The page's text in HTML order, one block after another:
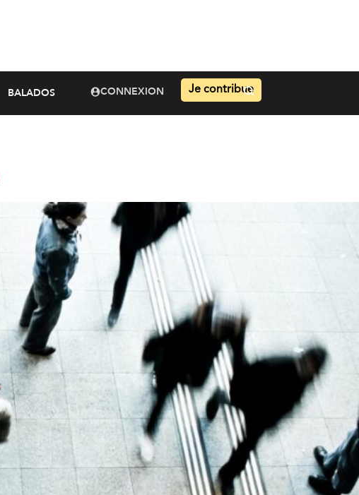
BALADOS CONNEXION Je contribue